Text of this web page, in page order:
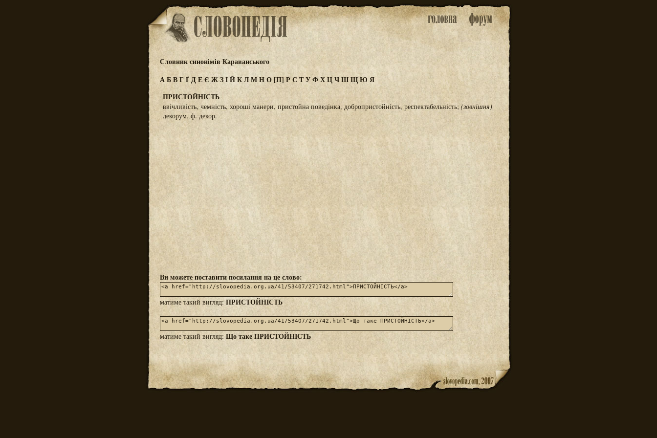
Словник синонімів Караванського
АБВГҐДЕЄ ЖЗІЙКЛМНО[П] РС ТУФХЦЧШЩЮ Я
ПРИСТОЙНІСТЬ
ввічливість, чемність, хороші манери, пристойна поведінка, добропристойність, респектабельність; (зовнішня)
декорум, ф. декор.
Ви можете поставити посилання на це слово:
матиме такий вигляд:ПРИСТОЙНІСТЬ
матиме такий вигляд: Що таке ПРИСТОЙНІСТЬ